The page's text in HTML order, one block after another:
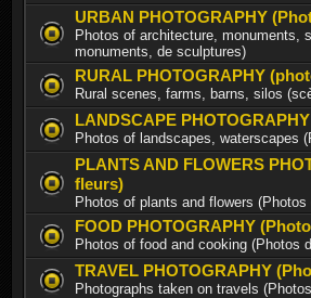
URBAN PHOTOGRAPHY
Photos of architecture, monuments,
monuments, de sculptures)
RURAL PHOTOGRAPHY
Rural scenes, farms, barns, silos
LANDSCAPE
Photos of landscapes, waterscapes
PLANTS AND FLOWERS
fleurs)
Photos of plants and flowers
FOOD PHOTOGRAPHY
Photos of food and cooking (Photos
TRAVEL PHOTOGRAPHY
Photographs taken on travels